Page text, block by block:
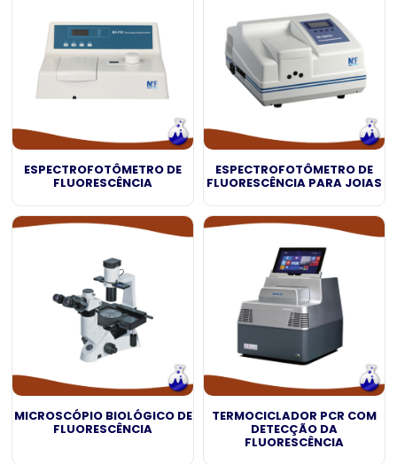
ESPECTROFOTÔMETRO DE
FLUORESCÊNCIA
ESPECTROFOTÔMETRO DE
FLUORESCÊNCIA PARA JOIAS
MICROSCÓPIO BIOLÓGICO DE
FLUORESCÊNCIA
TERMOCICLADOR PCR COM
DETECÇÃO DA
FLUORESCÊNCIA